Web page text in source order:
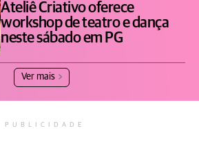
Ateliê Criativo oferece
workshop de teatro e dança
neste sábado em PG
Ver mais
PUBLICIDADE